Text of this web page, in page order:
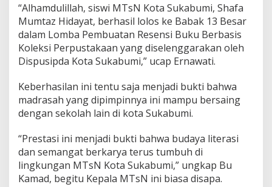
n
O
r
g
a
n
s
a
s
i
a
n
P
r
e
“Alhamdulillah, siswi MTsN Kota Sukabumi, Shafa
Mumtaz Hidayat, berhasil lolos ke Babak 13 Besar
dalam Lomba Pembuatan Resensi Buku Berbasis
Koleksi Perpustakaan yang diselenggarakan oleh
Dispusipda Kota Sukabumi,” ucap Ernawati.
Keberhasilan ini tentu saja menjadi bukti bahwa
madrasah yang dipimpinnya ini mampu bersaing
dengan sekolah lain di kota Sukabumi.
“Prestasi ini menjadi bukti bahwa budaya literasi
dan semangat berkarya terus tumbuh di
lingkungan MTsN Kota Sukabumi,” ungkap Bu
Kamad, begitu Kepala MTsN ini biasa disapa.